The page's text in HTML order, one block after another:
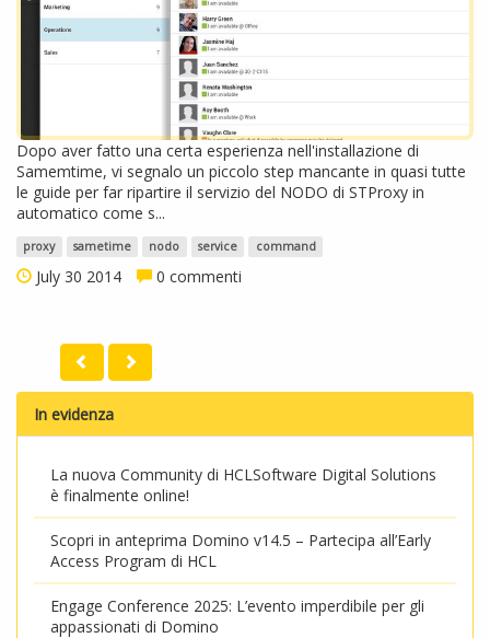
Dopo aver fatto una certa esperienza nell'installazione di
Samemtime, vi segnalo un piccolo step mancante in quasi tutte
le guide per far ripartire il servizio del NODO di STProxy in
automatico come s...
proxy sametime nodo service command
July 30 2014 0 commenti
In evidenza
La nuova Community di HCLSoftware Digital Solutions
è finalmente online!
Scopri in anteprima Domino v14.5 – Partecipa all’Early
Access Program di HCL
Engage Conference 2025: L’evento imperdibile per gli
appassionati di Domino